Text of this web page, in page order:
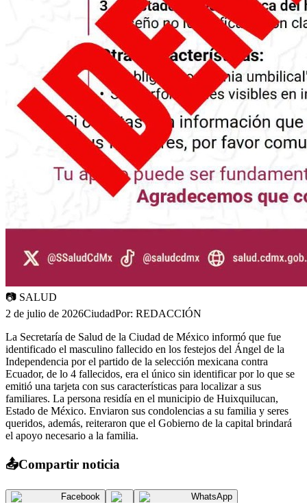
📷 SALUD
2 de julio de 2026CiudadPor: REDACCIÓN
La Secretaría de Salud de la Ciudad de México informó que fue
identificado el masculino fallecido en los festejos del Ángel de la
Independencia por el partido de la selección mexicana contra
Ecuador, de lo 4 fallecidos, era el único sin identificar por lo que se
emitió una tarjeta con sus características para localizar a sus
familiares. La persona residía en el municipio de Huixquilucan,
Estado de México. Enviaron sus condolencias a su familia y seres
queridos, además, reiteraron que el Gobierno de la capital brindará
el apoyo necesario a la familia.
📤Compartir noticia
Facebook
WhatsApp